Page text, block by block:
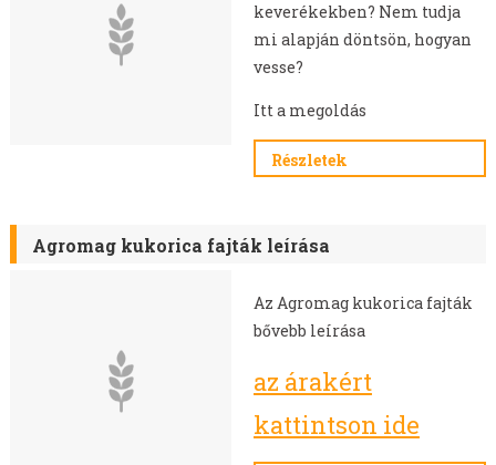
BÜKKÖNY VETŐMAG
BORSÓ VETŐMAG
FACÉLIA VETŐMAG
SOMKÓRÓ VETŐMAG
GABONÁK - ŐSZI
SZÓJA VETŐMAG
ÉVELŐ ROZS VETŐMAG
keverékekben? Nem tudja
mi alapján döntsön, hogyan
vesse?
Itt a megoldás
Részletek
Agromag kukorica fajták leírása
Az Agromag kukorica fajták
bővebb leírása
az árakért
kattintson ide